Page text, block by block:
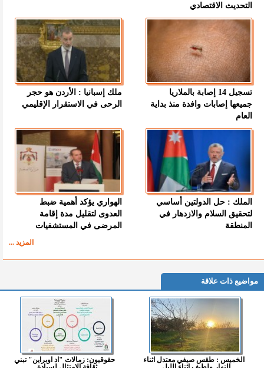
التحديث الاقتصادي
تسجيل 14 إصابة بالملاريا
جميعها إصابات وافدة منذ بداية
العام
ملك إسبانيا : الأردن هو حجر
الرحى في الاستقرار الإقليمي
الملك : حل الدولتين أساسي
لتحقيق السلام والازدهار في
المنطقة
الهواري يؤكد أهمية ضبط
العدوى لتقليل مدة إقامة
المرضى في المستشفيات
المزيد ...
مواضيع ذات علاقة
الخميس : طقس صيفي معتدل اثناء
حقوقيون: زمالات "اد اوبراين" تبني